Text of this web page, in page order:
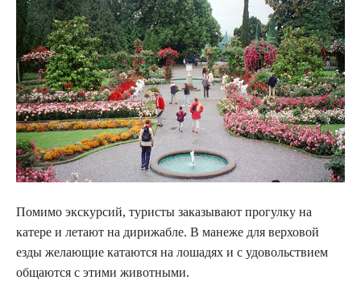
Помимо экскурсий, туристы заказывают прогулку на
катере и летают на дирижабле. В манеже для верховой
езды желающие катаются на лошадях и с удовольствием
общаются с этими животными.